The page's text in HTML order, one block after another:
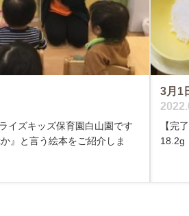
イズキッズ保育園白山園です
』と言う絵本をご紹介しま
3月1
【完